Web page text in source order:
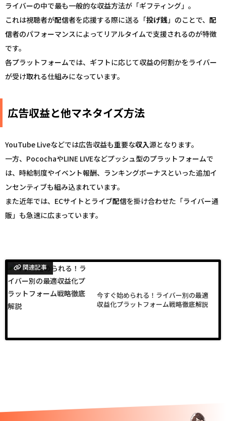
ライバーの中で最も一般的な収益方法が「ギフティング」。
これは視聴者が配信者を応援する際に送る「投げ銭」のことで、 配
信者のパフォーマンスによってリアルタイムで支援されるのが特徴
です。
各プラットフォームでは、ギフトに応じて収益の何割かをライバー
が受け取れる仕組みになっています。
広告収益と他マネタイズ方法
YouTube Liveなどでは広告収益も重要な収入源となります。
一方、PocochaやLINE LIVEなどプッシュ型のプラットフォームで
は、時給制度やイベント報酬、ランキングボーナスといった追加イ
ンセンティブも組み込まれています。
また近年では、ECサイトとライブ配信を掛け合わせた「ライバー通
販」も急速に広まっています。
関連記事
今すぐ始められる！ライバー別の最適
収益化プラットフォーム戦略徹底解説